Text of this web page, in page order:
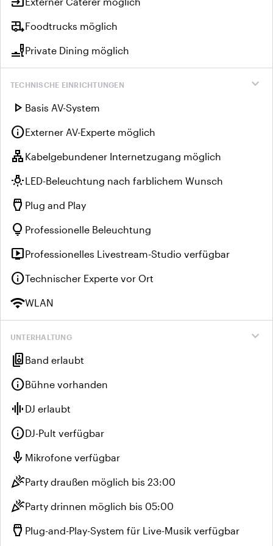
rv_hookupFoodtrucks möglich
brunch_diningPrivate Dining möglich
expand_more
TECHNISCHE EINRICHTUNGEN
play_arrow Basis AV-System
infoExterner AV-Experte möglich
lan Kabelgebundener Internetzugang möglich
wb_incandescentLED-Beleuchtung nach farblichem Wunsch
settings_input_hdmi Plug and Play
lightbulb Professionelle Beleuchtung
live_tvProfessionelles Livestream-Studio verfügbar
infoTechnischer Experte vor Ort
wifiWLAN
expand_more
UNTERHALTUNG
speaker_group Band erlaubt
infoBühne vorhanden
graphic_eq DJ erlaubt
infoDJ-Pult verfügbar
mic Mikrofone verfügbar
celebrationParty draußen möglich bis 23:00
celebrationParty drinnen möglich bis 05:00
settings_input_hdmi Plug-and-Play-System für Live-Musik verfügbar